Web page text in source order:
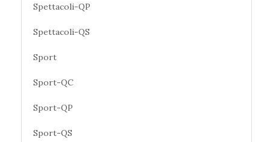
Spettacoli-QP
Spettacoli-QS
Sport
Sport-QC
Sport-QP
Sport-QS